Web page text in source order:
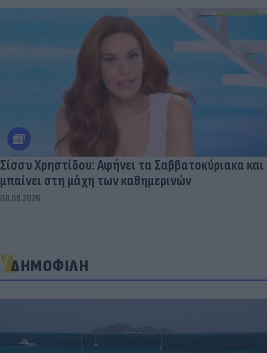
Σίσσυ Χρηστίδου: Αφήνει τα Σαββατοκύριακα και
μπαίνει στη μάχη των καθημερινών
08.08.2026
ΔΗΜΟΦΙΛΗ